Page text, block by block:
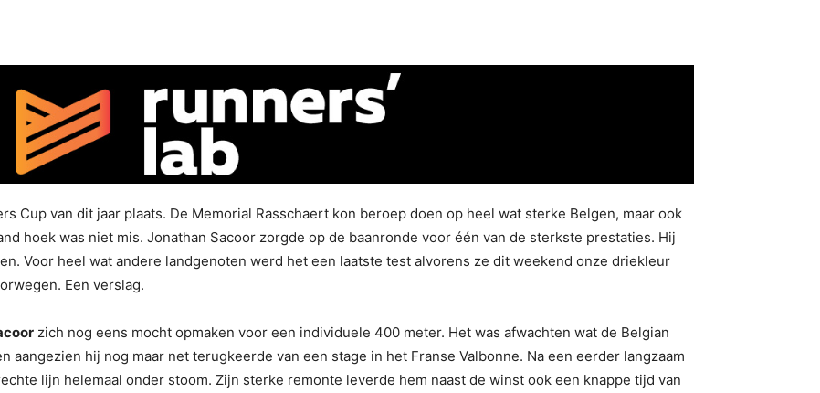
Cup van dit jaar plaats. De Memorial Rasschaert kon beroep doen op heel wat sterke Belgen, maar ook
hoek was niet mis. Jonathan Sacoor zorgde op de baanronde voor één van de sterkste prestaties. Hij
Voor heel wat andere landgenoten werd het een laatste test alvorens ze dit weekend onze driekleur
Een verslag.
zich nog eens mocht opmaken voor een individuele 400 meter. Het was afwachten wat de Belgian
aangezien hij nog maar net terugkeerde van een stage in het Franse Valbonne. Na een eerder langzaam
lijn helemaal onder stoom. Zijn sterke remonte leverde hem naast de winst ook een knappe tijd van